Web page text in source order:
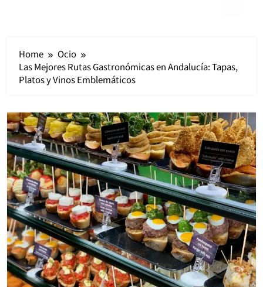
Home
Ocio
Las Mejores Rutas Gastronómicas en Andalucía: Tapas,
Platos y Vinos Emblemáticos